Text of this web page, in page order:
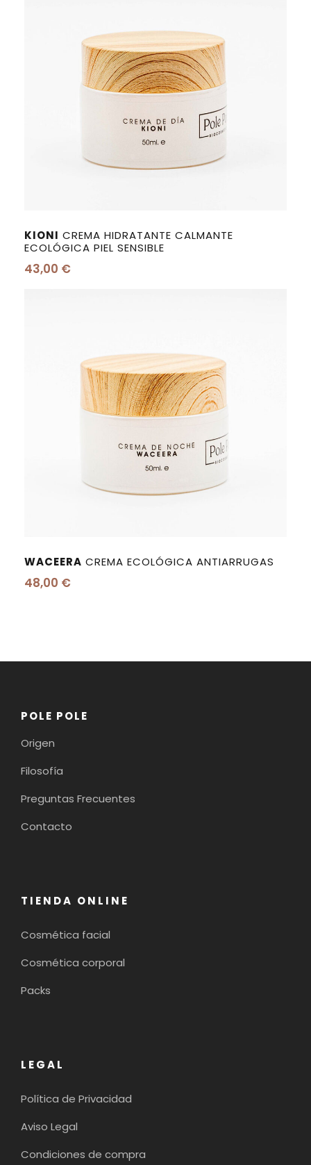
KIONI CREMA HIDRATANTE CALMANTE
ECOLÓGICA PIEL SENSIBLE
43,00 €
WACEERA CREMA ECOLÓGICA ANTIARRUGAS
48,00 €
POLE POLE
Origen
Filosofía
Preguntas Frecuentes
Contacto
TIENDA ONLINE
Cosmética facial
Cosmética corporal
Packs
LEGAL
Política de Privacidad
Aviso Legal
Condiciones de compra